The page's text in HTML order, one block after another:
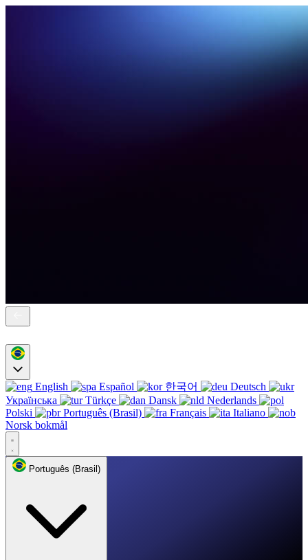
English Español 한국어
Deutsch
Українська
Türkçe Dansk
Nederlands
Polski
Português (Brasil) Français
Italiano
Norsk bokmål
Português (Brasil)